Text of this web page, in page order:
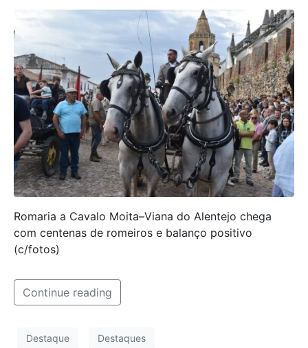
Romaria a Cavalo Moita–Viana do Alentejo chega
com centenas de romeiros e balanço positivo
(c/fotos)
Continue reading
Destaque Destaques